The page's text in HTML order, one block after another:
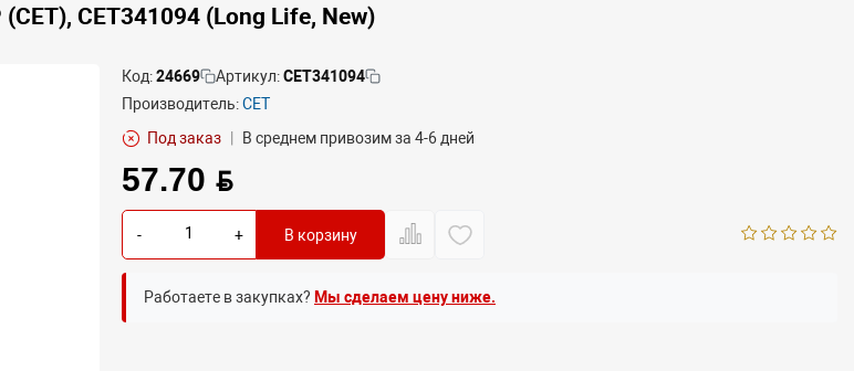
CET341094 (Long Life, New)
Код:24669 Артикул:CET341094
Производитель:CET
Под заказ
В среднем привозим за 4-6 дней
57.70 BYN
- + В корзину
Работаете в закупках? Мы сделаем цену ниже.